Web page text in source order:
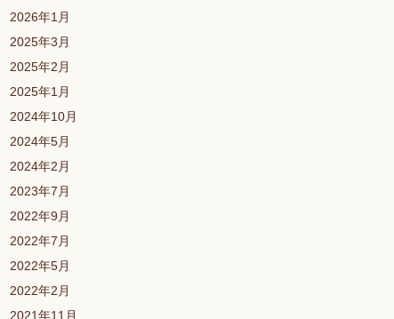
2026年1月
2025年3月
2025年2月
2025年1月
2024年10月
2024年5月
2024年2月
2023年7月
2022年9月
2022年7月
2022年5月
2022年2月
2021年11月